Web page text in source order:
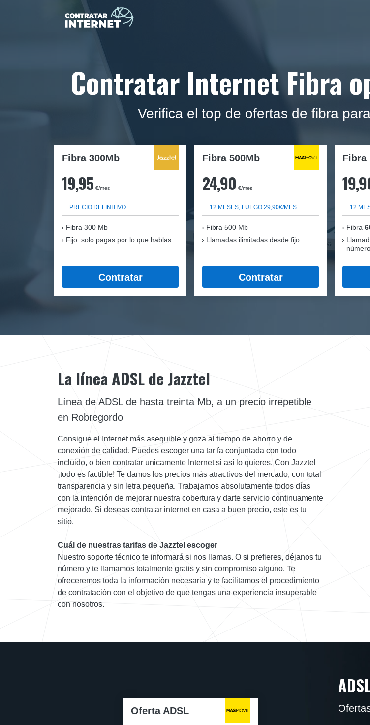
Contratar Internet Fibra
Verifica el top de ofertas de fibra
Fibra 300Mb
19,95 €/mes
PRECIO DEFINITIVO
Fibra 300 Mb
Fijo: solo pagas por lo que hablas
Contratar
Fibra 500Mb
24,90 €/mes
12 MESES, LUEGO 29,90€/MES
Fibra 500 Mb
Llamadas ilimitadas desde fijo
Contratar
Fibra
12
Fibra
La línea ADSL de Jazztel
Línea de ADSL de hasta treinta Mb, a un precio irrepetible
en Robregordo
Consigue el Internet más asequible y goza al tiempo de ahorro y de
conexión de calidad. Puedes escoger una tarifa conjuntada con todo
incluido, o bien contratar unicamente Internet si así lo quieres. Con Jazztel
¡todo es factible! Te damos los precios más atractivos del mercado, con total
transparencia y sin letra pequeña. Trabajamos absolutamente todos días
con la intención de mejorar nuestra cobertura y darte servicio continuamente
mejorado. Si deseas contratar internet en casa a buen precio, este es tu
sitio.
Cuál de nuestras tarifas de Jazztel escoger
Nuestro soporte técnico te informará si nos llamas. O si prefieres, déjanos tu
número y te llamamos totalmente gratis y sin compromiso alguno. Te
ofreceremos toda la información necesaria y te facilitamos el procedimiento
de contratación con el objetivo de que tengas una experiencia insuperable
con nosotros.
Oferta ADSL